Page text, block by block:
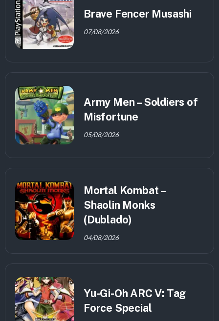
Brave Fencer Musashi
07/08/2026
Army Men – Soldiers of
Misfortune
05/08/2026
Mortal Kombat –
Shaolin Monks
(Dublado)
04/08/2026
Yu-Gi-Oh ARC V: Tag
Force Special